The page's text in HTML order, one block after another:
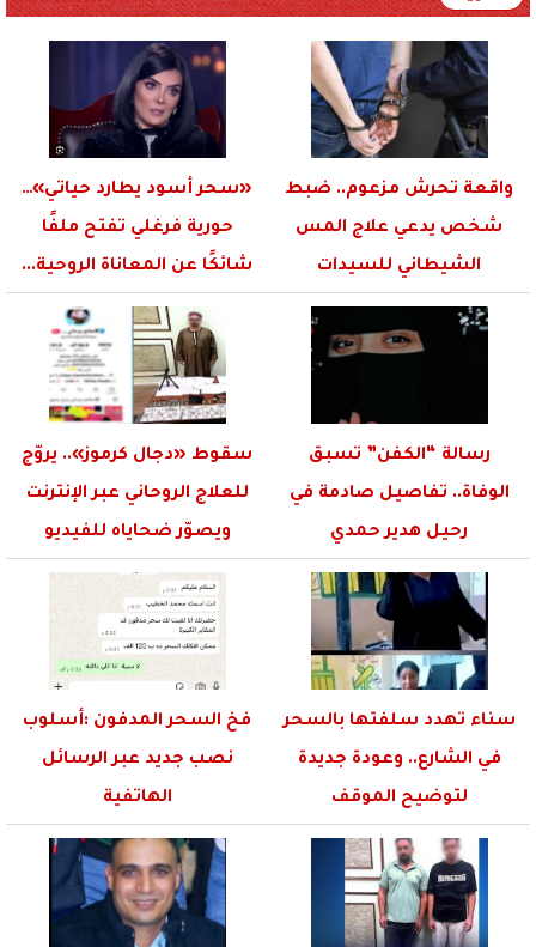
واقعة تحرش مزعوم.. ضبط
شخص يدعي علاج المس
الشيطاني للسيدات
«سحر أسود يطارد حياتي»…
حورية فرغلي تفتح ملفًا
شائكًا عن المعاناة الروحية...
رسالة “الكفن” تسبق
الوفاة.. تفاصيل صادمة في
رحيل هدير حمدي
سقوط «دجال كرموز».. يروّج
للعلاج الروحاني عبر الإنترنت
ويصوّر ضحاياه للفيديو
سناء تهدد سلفتها بالسحر
في الشارع.. وعودة جديدة
لتوضيح الموقف
فخ السحر المدفون :أسلوب
نصب جديد عبر الرسائل
الهاتفية